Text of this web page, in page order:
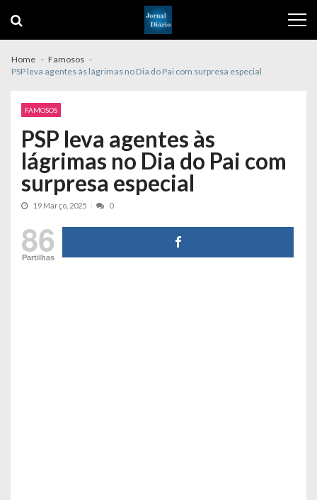
navigation
content
Home
Famosos
PSP leva agentes às lágrimas no Dia do Pai com surpresa especial
FAMOSOS
PSP leva agentes às
lágrimas no Dia do Pai com
surpresa especial
19 Março, 2025 0
86
Partilhas